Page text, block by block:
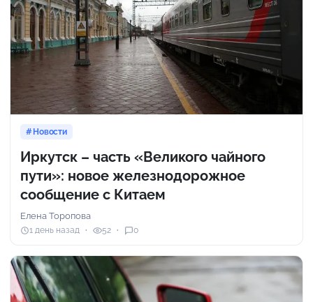
Новости
Иркутск – часть «Великого чайного
пути»: новое железнодорожное
сообщение с Китаем
Елена Торопова
1 день назад 52 0